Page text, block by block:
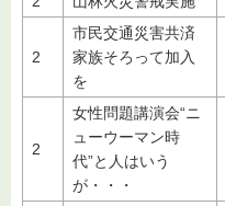
2
市民交通災害共済
家族そろって加入
を
2
女性問題講演会“ニ
ューウーマン時
代”と人はいう
が・・・